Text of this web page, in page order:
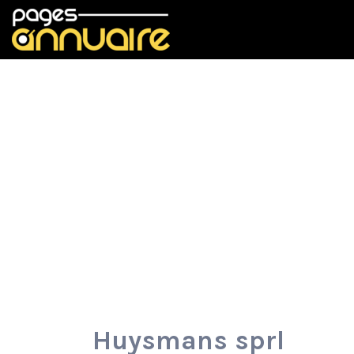
Rechercher:
Huysmans sprl